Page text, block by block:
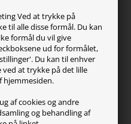
Ved at trykke på
til alle disse formål. Du kan
formål du vil give
ud for formålet,
Du kan til enhver
at trykke på det lille
hjemmesiden.
af cookies og andre
og behandling af